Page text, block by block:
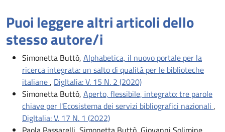
Puoi leggere altri articoli dello
stesso autore/i
Simonetta Buttò, Alphabetica, il nuovo portale per la
ricerca integrata: un salto di qualità per le biblioteche
italiane, DigItalia: V. 15 N. 2 (2020)
Simonetta Buttò, Aperto, flessibile, integrato: tre parole
chiave per l'Ecosistema dei servizi bibliografici nazionali ,
DigItalia: V. 17 N. 1 (2022)